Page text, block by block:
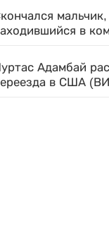
в
Адамбай
в США